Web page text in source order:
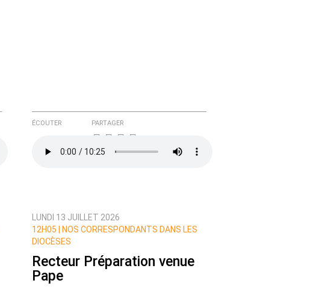
ÉCOUTER PARTAGER
LUNDI 13 JUILLET 2026
12H05 |
NOS CORRESPONDANTS DANS LES
DIOCÈSES
Recteur Préparation venue
Pape